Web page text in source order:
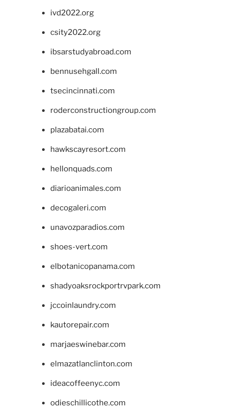
ivd2022.org
csity2022.org
ibsarstudyabroad.com
bennusehgall.com
tsecincinnati.com
roderconstructiongroup.com
plazabatai.com
hawkscayresort.com
hellonquads.com
diarioanimales.com
decogaleri.com
unavozparadios.com
shoes-vert.com
elbotanicopanama.com
shadyoaksrockportrvpark.com
jccoinlaundry.com
kautorepair.com
marjaeswinebar.com
elmazatlanclinton.com
ideacoffeenyc.com
odieschillicothe.com